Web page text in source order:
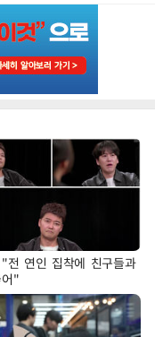
전 연인 집착에 친구들과
"